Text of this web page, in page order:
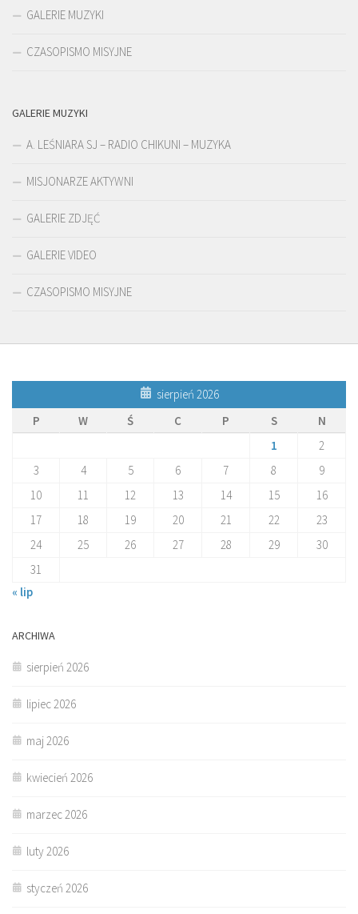
GALERIE MUZYKI
CZASOPISMO MISYJNE
GALERIE MUZYKI
A. LEŚNIARA SJ – RADIO CHIKUNI – MUZYKA
MISJONARZE AKTYWNI
GALERIE ZDJĘĆ
GALERIE VIDEO
CZASOPISMO MISYJNE
sierpień 2026
P
W Ś C P S
N
1
2
3
4 5 6 7 8
9
10
11 12 13 14 15
16
17
18 19 20 21 22
23
24
25 26 27 28 29
30
31
« lip
ARCHIWA
sierpień 2026
lipiec 2026
maj 2026
kwiecień 2026
marzec 2026
luty 2026
styczeń 2026